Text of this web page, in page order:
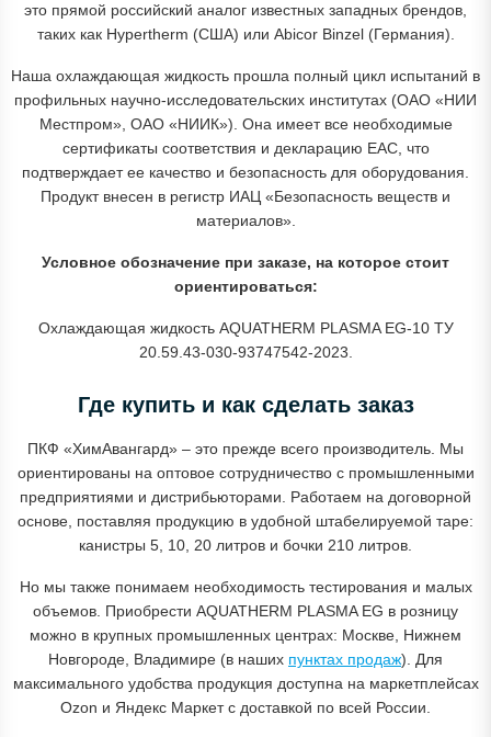
это прямой российский аналог известных западных брендов,
таких как Hypertherm (США) или Abicor Binzel (Германия).
Наша охлаждающая жидкость прошла полный цикл испытаний в
профильных научно-исследовательских институтах (ОАО «НИИ
Местпром», ОАО «НИИК»). Она имеет все необходимые
сертификаты соответствия и декларацию EAC, что
подтверждает ее качество и безопасность для оборудования.
Продукт внесен в регистр ИАЦ «Безопасность веществ и
материалов».
Условное обозначение при заказе, на которое стоит
ориентироваться:
Охлаждающая жидкость AQUATHERM PLASMA EG-10 ТУ
20.59.43-030-93747542-2023.
Где купить и как сделать заказ
ПКФ «ХимАвангард» – это прежде всего производитель. Мы
ориентированы на оптовое сотрудничество с промышленными
предприятиями и дистрибьюторами. Работаем на договорной
основе, поставляя продукцию в удобной штабелируемой таре:
канистры 5, 10, 20 литров и бочки 210 литров.
Но мы также понимаем необходимость тестирования и малых
объемов. Приобрести AQUATHERM PLASMA EG в розницу
можно в крупных промышленных центрах: Москве, Нижнем
Новгороде, Владимире (в наших пунктах продаж). Для
максимального удобства продукция доступна на маркетплейсах
Ozon и Яндекс Маркет с доставкой по всей России.